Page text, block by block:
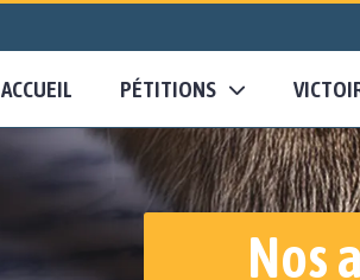
ACCUEIL PÉTITIONS
Nos